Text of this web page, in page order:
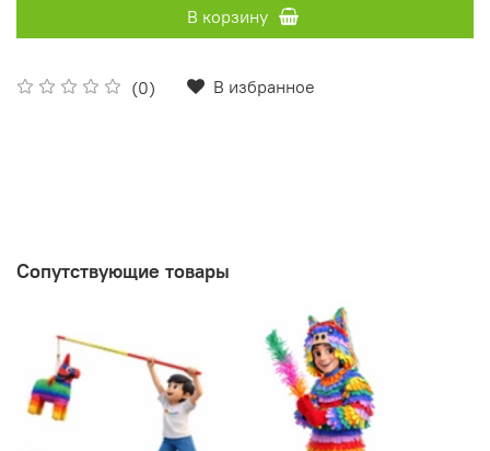
(0) В избранное
В корзину
Сопутствующие товары